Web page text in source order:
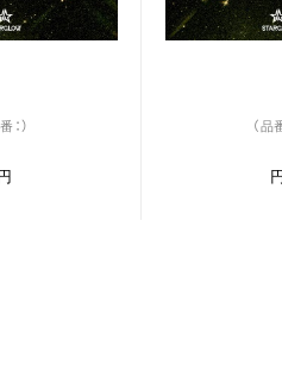
：） （品